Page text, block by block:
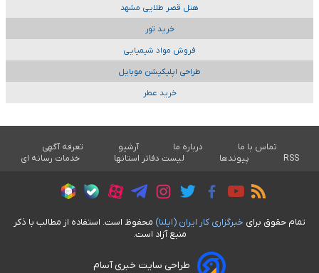
هتل قصر طلایی مشهد
خرید تور
فروش مواد شیمیایی
طراحی اپلیکیشن موبایل
خرید عطر
تماس با ما درباره ما آرشیو
تعرفه آگهی
RSS
پیوندها لیست دفاتر استانها خدمات رسانه ای
تمام حقوق برای خبرگزاری کار ايران (ايلنا) محفوظ است. استفاده از مطالب با ذکر
منبع آزاد است.
طراحی سایت خبری آسام